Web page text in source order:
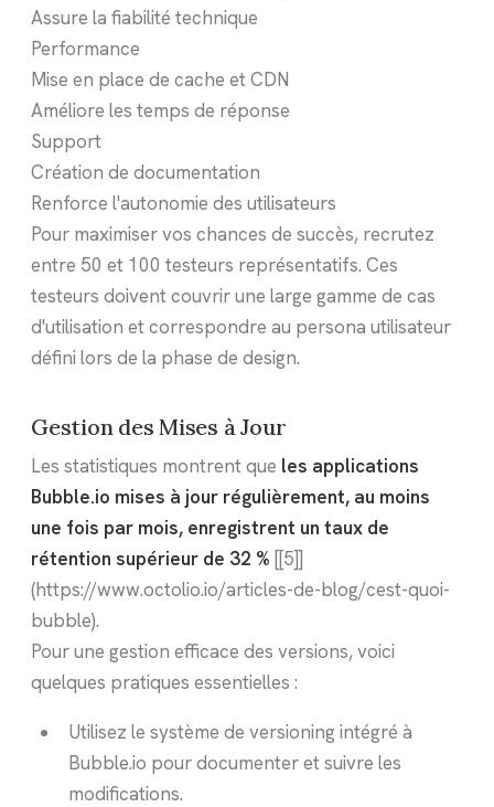
Assure la fiabilité technique
Performance
Mise en place de cache et CDN
Améliore les temps de réponse
Support
Création de documentation
Renforce l'autonomie des utilisateurs
Pour maximiser vos chances de succès, recrutez
entre 50 et 100 testeurs représentatifs. Ces
testeurs doivent couvrir une large gamme de cas
d'utilisation et correspondre au persona utilisateur
défini lors de la phase de design.
Gestion des Mises à Jour
Les statistiques montrent que les applications
Bubble.io mises à jour régulièrement, au moins
une fois par mois, enregistrent un taux de
rétention supérieur de 32 % [[5]]
(https://www.octolio.io/articles-de-blog/cest-quoi-
bubble).
Pour une gestion efficace des versions, voici
quelques pratiques essentielles :
Utilisez le système de versioning intégré à
Bubble.io pour documenter et suivre les
modifications.